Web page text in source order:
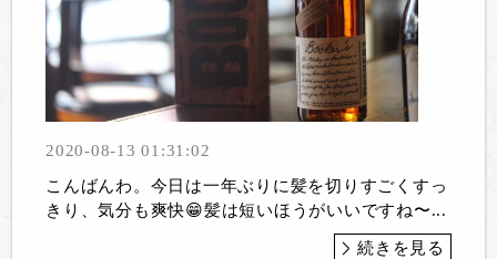
2020-08-13 01:31:02
こんばんわ。今日は一年ぶりに髪を切りすごくすっ
きり、気分も爽快😁髪は短いほうがいいですね〜...
続きを見る